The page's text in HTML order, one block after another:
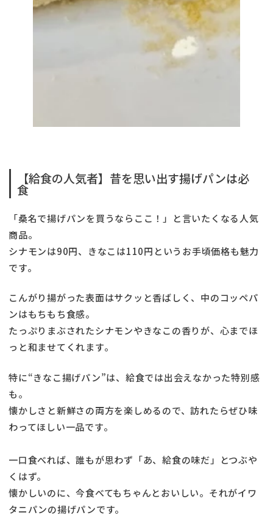
【給食の人気者】昔を思い出す揚げパンは必
食
「桑名で揚げパンを買うならここ！」と言いたくなる人気
商品。
シナモンは90円、きなこは110円というお手頃価格も魅力
です。
こんがり揚がった表面はサクッと香ばしく、中のコッペパ
ンはもちもち食感。
たっぷりまぶされたシナモンやきなこの香りが、心までほ
っと和ませてくれます。
特に“きなこ揚げパン”は、給食では出会えなかった特別感
も。
懐かしさと新鮮さの両方を楽しめるので、訪れたらぜひ味
わってほしい一品です。
一口食べれば、誰もが思わず「あ、給食の味だ」とつぶや
くはず。
懐かしいのに、今食べてもちゃんとおいしい。それがイワ
タニパンの揚げパンです。